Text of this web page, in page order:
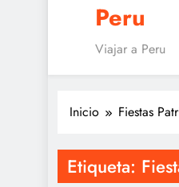
Peru
Viajar a Peru
Inicio Fiestas
Etiqueta: